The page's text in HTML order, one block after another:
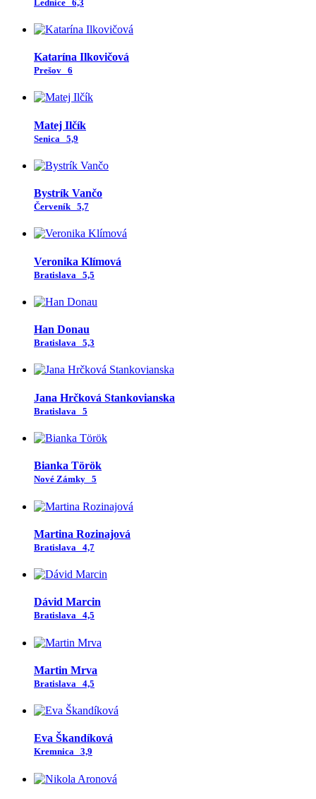
Lednice 6,3
Katarína Ilkovičová
Prešov 6
Matej Ilčík
Senica 5,9
Bystrík Vančo
Červeník 5,7
Veronika Klímová
Bratislava 5,5
Han Donau
Bratislava 5,3
Jana Hrčková Stankovianska
Bratislava 5
Bianka Török
Nové Zámky 5
Martina Rozinajová
Bratislava 4,7
Dávid Marcin
Bratislava 4,5
Martin Mrva
Bratislava 4,5
Eva Škandíková
Kremnica 3,9